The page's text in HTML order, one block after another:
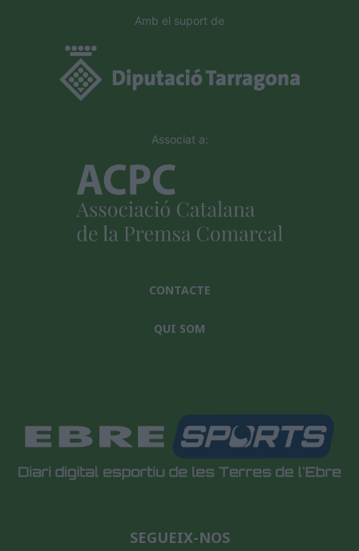
Amb el suport de
Associat a:
CONTACTE
QUI SOM
SEGUEIX-NOS